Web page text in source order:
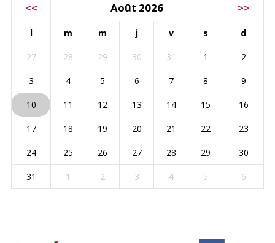
<< Août 2026 >>
l m m j v s d
27 28 29 30 31 1 2
3 4 5 6 7 8 9
10 11 12 13 14 15 16
17 18 19 20 21 22 23
24 25 26 27 28 29 30
31 1 2 3 4 5 6